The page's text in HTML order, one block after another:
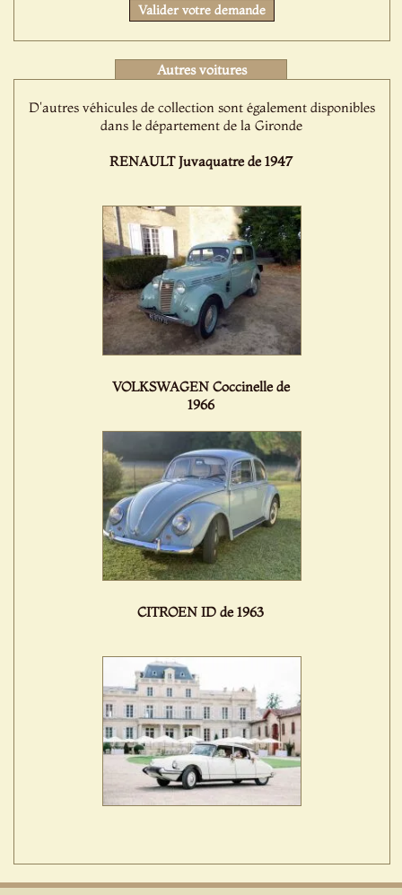
Valider votre demande
Autres voitures
D'autres véhicules de collection sont également disponibles
dans le département de la Gironde
RENAULT Juvaquatre de 1947
VOLKSWAGEN Coccinelle de
1966
CITROEN ID de 1963